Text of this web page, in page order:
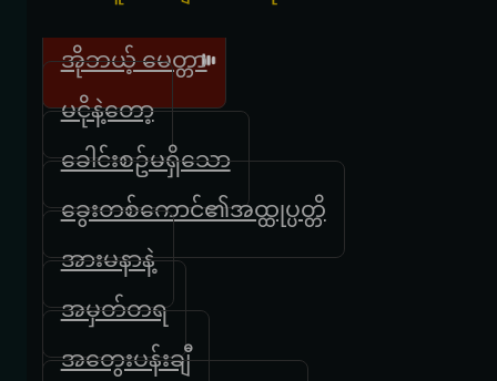
အိုဘယ့် မေတ္တာ
မငိုနဲ့တော့
ခေါင်းစဥ်မရှိသော
ခွေးတစ်ကောင်၏အထ္ထုပ္ပတ္တိ
အားမနာနဲ့
အမှတ်တရ
အတွေးပန်းချီ